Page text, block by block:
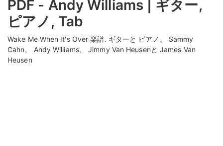
PDF - Andy Williams | ギター,
ピアノ, Tab
Wake Me When It's Over 楽譜. ギターと ピアノ。 Sammy
Cahn、 Andy Williams、 Jimmy Van Heusenと James Van
Heusen